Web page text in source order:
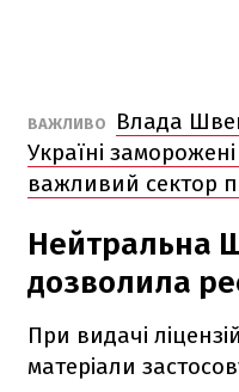
ВАЖЛИВО
Влада
Україні
важливий сектор
Нейтральна
дозволила
При видачі
матеріали